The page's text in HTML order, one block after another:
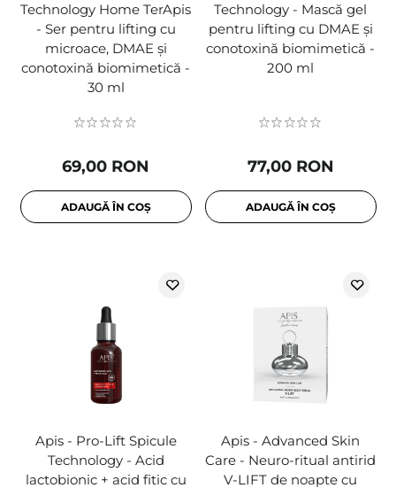
Technology Home TerApis
- Ser pentru lifting cu
microace, DMAE și
conotoxină biomimetică -
30 ml
69,00 RON
ADAUGĂ ÎN COȘ
Technology - Mască gel
pentru lifting cu DMAE și
conotoxină biomimetică -
200 ml
77,00 RON
ADAUGĂ ÎN COȘ
Apis - Pro-Lift Spicule
Technology - Acid
lactobionic + acid fitic cu
Apis - Advanced Skin
Care - Neuro-ritual antirid
V-LIFT de noapte cu